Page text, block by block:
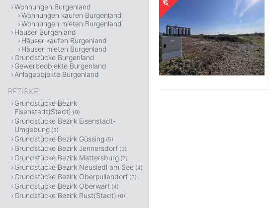
Wohnungen Burgenland
Wohnungen kaufen Burgenland
Wohnungen mieten Burgenland
Häuser Burgenland
Häuser kaufen Burgenland
Häuser mieten Burgenland
Grundstücke Burgenland
Gewerbeobjekte Burgenland
Anlageobjekte Burgenland
BEZIRKE
Grundstücke Bezirk
Eisenstadt(Stadt) (0)
Grundstücke Bezirk Eisenstadt-
Umgebung (3)
Grundstücke Bezirk Güssing (5)
Grundstücke Bezirk Jennersdorf (3)
Grundstücke Bezirk Mattersburg (2)
Grundstücke Bezirk Neusiedl am See (4)
Grundstücke Bezirk Oberpullendorf (3)
Grundstücke Bezirk Oberwart (4)
Grundstücke Bezirk Rust(Stadt) (0)